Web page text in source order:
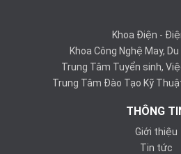
Khoa Điện -
Khoa Công Nghệ May,
Trung Tâm Tuyển sinh,
Trung Tâm Đào Tạo Kỹ
THÔNG
Giới thiệu
Tin tức